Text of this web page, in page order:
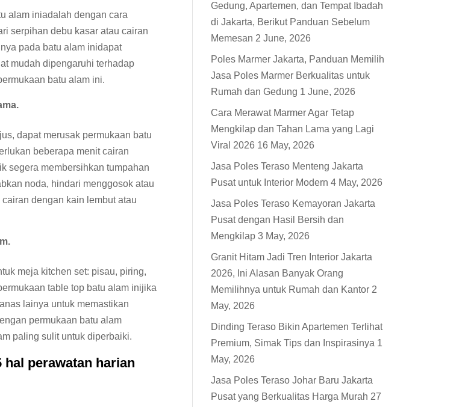
alam iniadalah dengan cara
serpihan debu kasar atau cairan
pada batu alam inidapat
mudah dipengaruhi terhadap
batu alam ini.
dapat merusak permukaan batu
beberapa menit cairan
segera membersihkan tumpahan
noda, hindari menggosok atau
dengan kain lembut atau
meja kitchen set: pisau, piring,
table top batu alam inijika
lainya untuk memastikan
permukaan batu alam
paling sulit untuk diperbaiki.
perawatan harian
Gedung, Apartemen, dan Tempat Ibadah
di Jakarta, Berikut Panduan Sebelum
Memesan 2 June, 2026
Poles Marmer Jakarta, Panduan Memilih
Jasa Poles Marmer Berkualitas untuk
Rumah dan Gedung 1 June, 2026
Cara Merawat Marmer Agar Tetap
Mengkilap dan Tahan Lama yang Lagi
Viral 2026 16 May, 2026
Jasa Poles Teraso Menteng Jakarta
Pusat untuk Interior Modern 4 May, 2026
Jasa Poles Teraso Kemayoran Jakarta
Pusat dengan Hasil Bersih dan
Mengkilap 3 May, 2026
Granit Hitam Jadi Tren Interior Jakarta
2026, Ini Alasan Banyak Orang
Memilihnya untuk Rumah dan Kantor 2
May, 2026
Dinding Teraso Bikin Apartemen Terlihat
Premium, Simak Tips dan Inspirasinya 1
May, 2026
Jasa Poles Teraso Johar Baru Jakarta
Pusat yang Berkualitas Harga Murah 27